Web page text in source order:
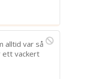
alltid var så
ett vackert